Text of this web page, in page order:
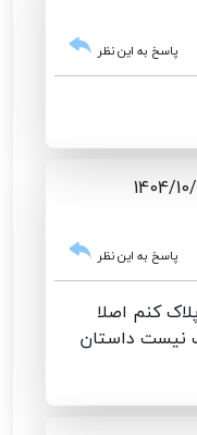
پاسخ به این نظر
پاسخ به این نظر
کنم اصلا
نوبت نیست داستان